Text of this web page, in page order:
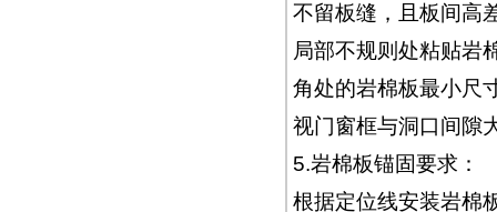
不留板缝，且板间高
局部不规则处粘贴岩
角处的岩棉板最小尺
视门窗框与洞口间隙
5.岩棉板锚固要求：
根据定位线安装岩棉